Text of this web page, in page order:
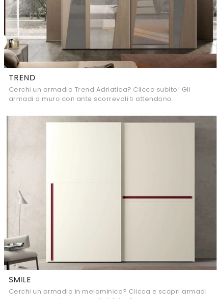
TREND
Cerchi un armadio Trend Adriatica? Clicca subito! Gli
armadi a muro con ante scorrevoli ti attendono.
SMILE
Cerchi un armadio in melaminico? Clicca e scopri armadi